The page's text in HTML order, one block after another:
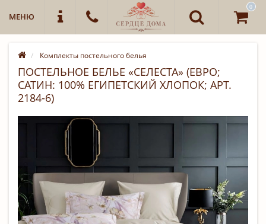
МЕНЮ
0
Комплекты постельного белья
ПОСТЕЛЬНОЕ БЕЛЬЕ «СЕЛЕСТА» (ЕВРО;
САТИН: 100% ЕГИПЕТСКИЙ ХЛОПОК; АРТ.
2184-6)